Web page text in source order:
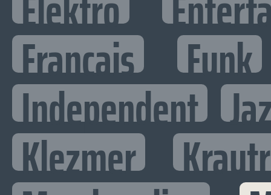
Francais Funk
Independent
Klezmer